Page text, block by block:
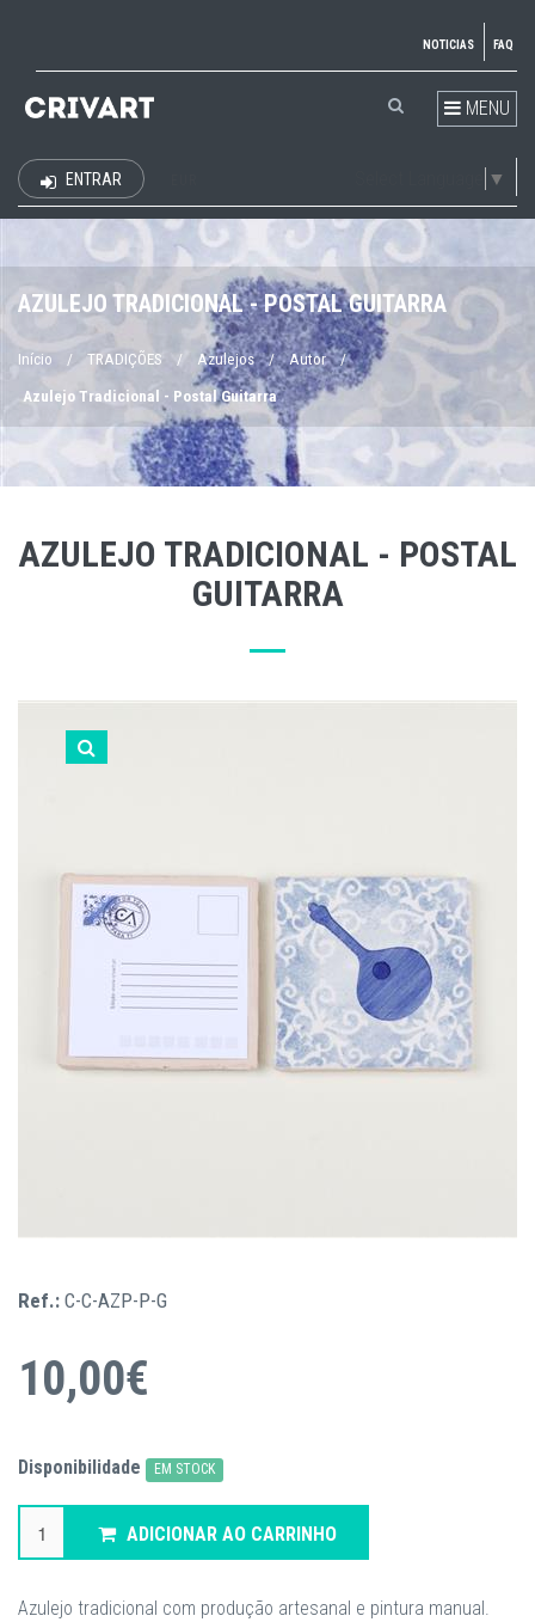
NOTICIAS FAQ
MENU
▼
ENTRAR
AZULEJO TRADICIONAL - POSTAL GUITARRA
Início / TRADIÇÕES / Azulejos / Autor /
Azulejo Tradicional - Postal Guitarra
AZULEJO TRADICIONAL - POSTAL
GUITARRA
Ref.: C-C-AZP-P-G
10,00€
Disponibilidade EM STOCK
ADICIONAR AO CARRINHO
Azulejo tradicional com produção artesanal e pintura manual.